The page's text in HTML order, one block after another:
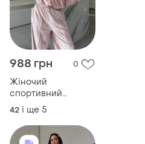
988 грн 0
Жіночий
спортивний
велюровий костюм
пудра
42 і ще 5